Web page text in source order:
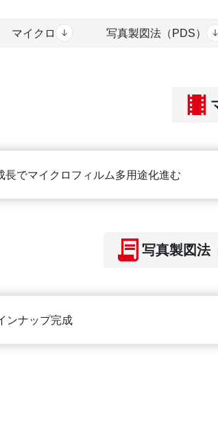
マイクロ 写真製図法（PDS）
長でマイクロフィルム多用途化進む
写真製図法
ンナップ完成